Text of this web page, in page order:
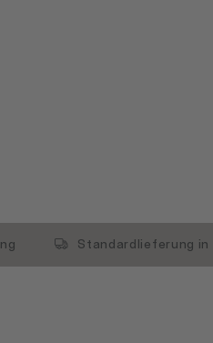
Standardlieferung in